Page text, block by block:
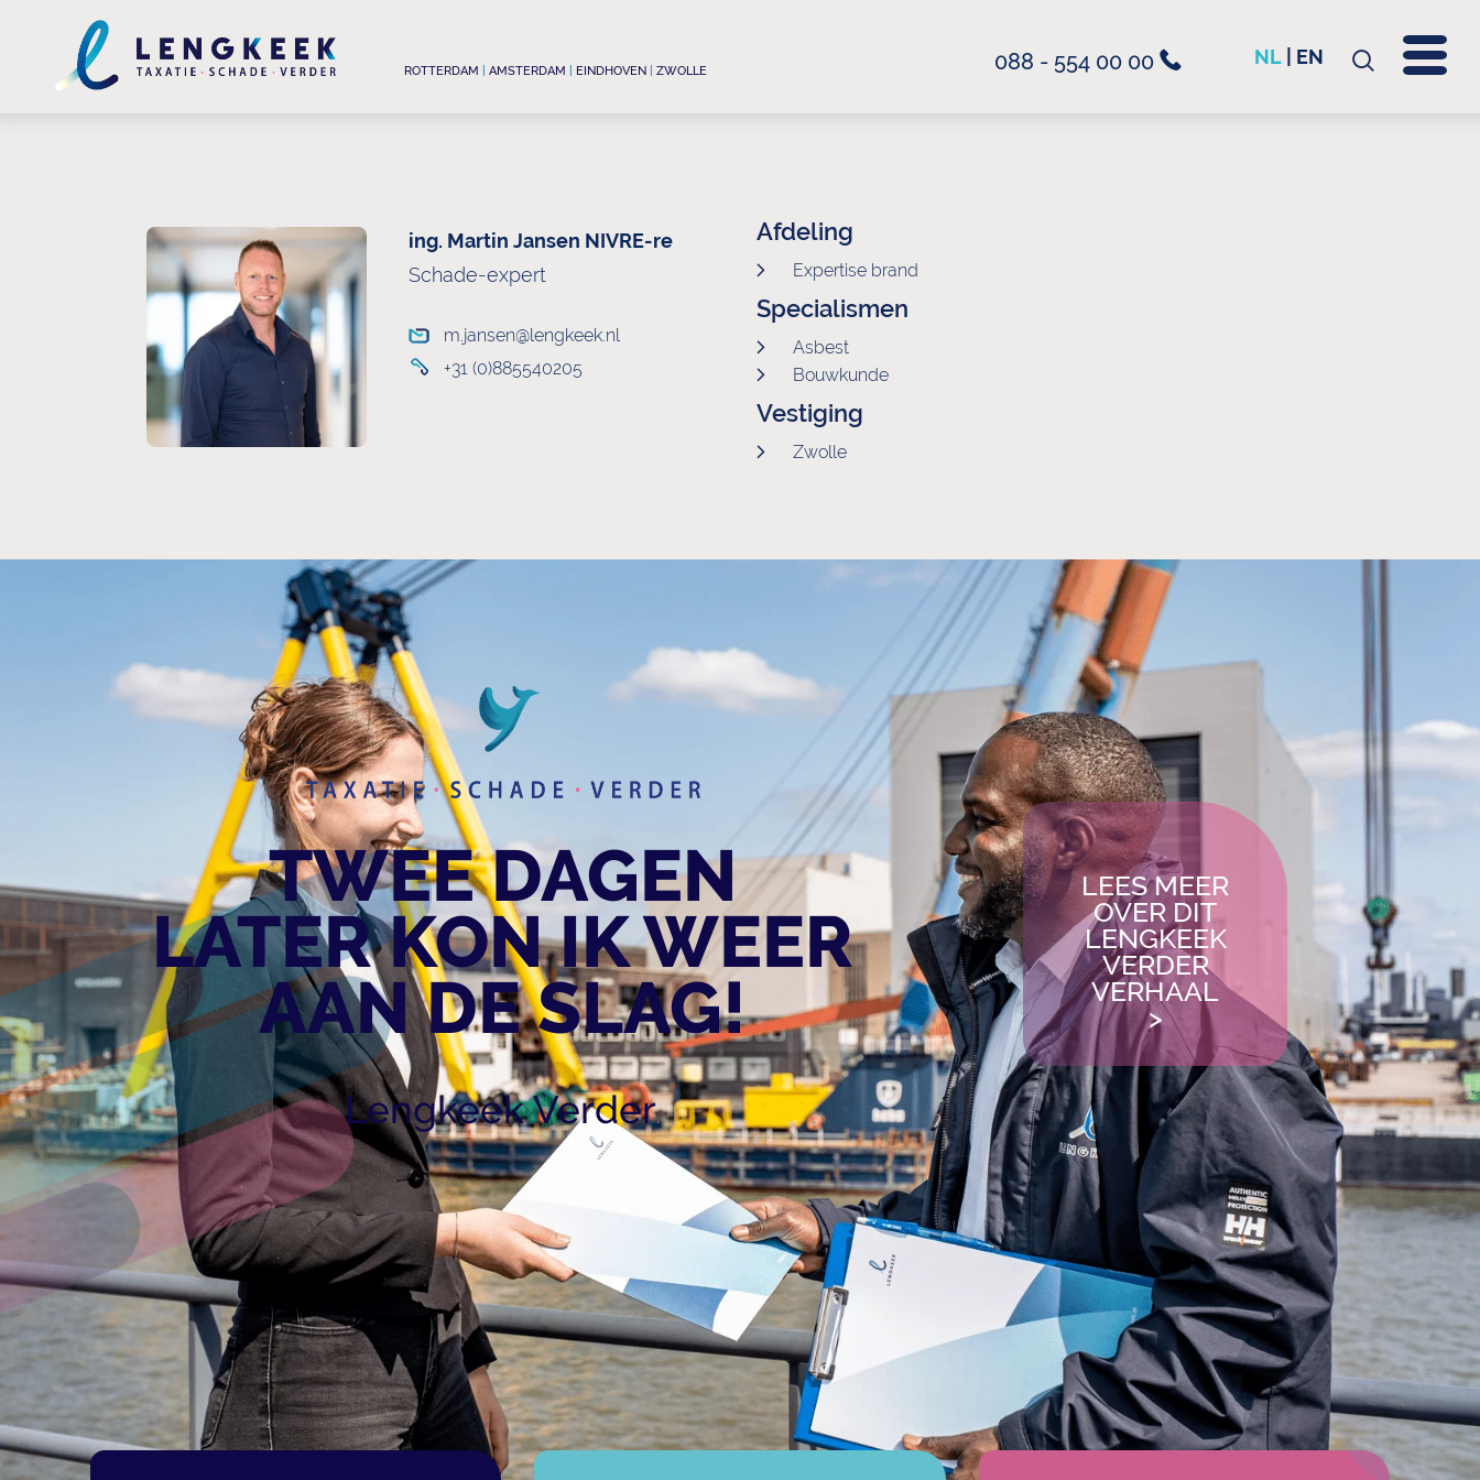
ROTTERDAM AMSTERDAM EINDHOVEN ZWOLLE 088 - 554 00 00 NL EN
Zoeken
ing. Martin Jansen NIVRE-re
Schade-expert
m.jansen@lengkeek.nl
+31 (0)885540205
Afdeling
Expertise brand
Specialismen
Asbest
Bouwkunde
Vestiging
Zwolle
TWEE DAGEN
LATER KON IK WEER
AAN DE SLAG!
Lengkeek Verder.
LEES MEER
OVER DIT
LENGKEEK
VERDER
VERHAAL
>